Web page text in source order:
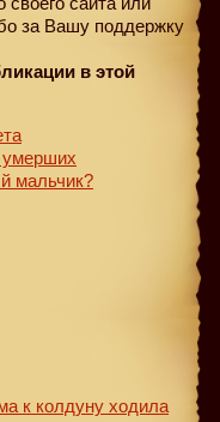
за Вашу поддержку
в этой
мальчик?
к колдуну ходила